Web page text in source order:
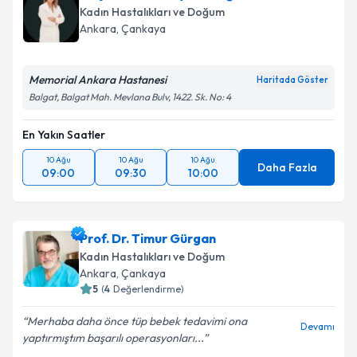
Kadın Hastalıkları ve Doğum
Ankara, Çankaya
Memorial Ankara Hastanesi Haritada Göster
Balgat, Balgat Mah. Mevlana Bulv, 1422. Sk. No: 4
En Yakın Saatler
10 Ağu
09:00
10 Ağu
09:30
10 Ağu
10:00 Daha Fazla
Prof. Dr. Timur Gürgan
Kadın Hastalıkları ve Doğum
Ankara, Çankaya
5 (4 Değerlendirme)
Merhaba daha önce tüp bebek tedavimi ona
yaptırmıştım başarılı operasyonları...
Devamı